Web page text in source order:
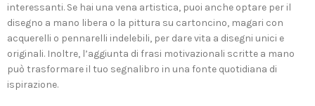
interessanti. Se hai una vena artistica, puoi anche optare per il
disegno a mano libera o la pittura su cartoncino, magari con
acquerelli o pennarelli indelebili, per dare vita a disegni unici e
originali. Inoltre, l’aggiunta di frasi motivazionali scritte a mano
può trasformare il tuo segnalibro in una fonte quotidiana di
ispirazione.